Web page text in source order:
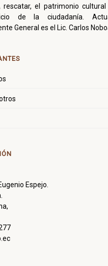
rescatar, el patrimonio
de la ciudadanía.
General es el Lic. Carlos
Espejo.